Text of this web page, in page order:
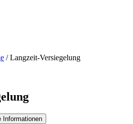
/ Langzeit-Versiegelung
Informationen